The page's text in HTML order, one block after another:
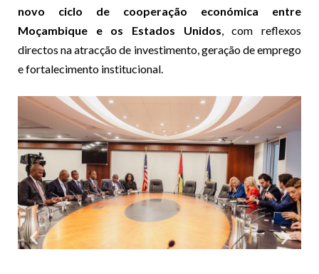
novo ciclo de cooperação económica entre
Moçambique e os Estados Unidos , com reflexos
directos na atracção de investimento, geração de emprego
e fortalecimento institucional.